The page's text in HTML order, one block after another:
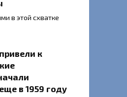
в этой схватке
к
в 1959 году